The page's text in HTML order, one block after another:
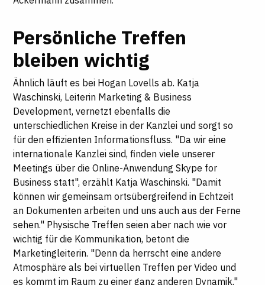
Persönliche Treffen
bleiben wichtig
Ähnlich läuft es bei Hogan Lovells ab. Katja
Waschinski, Leiterin Marketing & Business
Development, vernetzt ebenfalls die
unterschiedlichen Kreise in der Kanzlei und sorgt so
für den effizienten Informationsfluss. "Da wir eine
internationale Kanzlei sind, finden viele unserer
Meetings über die Online-Anwendung Skype for
Business statt", erzählt Katja Waschinski. "Damit
können wir gemeinsam ortsübergreifend in Echtzeit
an Dokumenten arbeiten und uns auch aus der Ferne
sehen." Physische Treffen seien aber nach wie vor
wichtig für die Kommunikation, betont die
Marketingleiterin. "Denn da herrscht eine andere
Atmosphäre als bei virtuellen Treffen per Video und
es kommt im Raum zu einer ganz anderen Dynamik."